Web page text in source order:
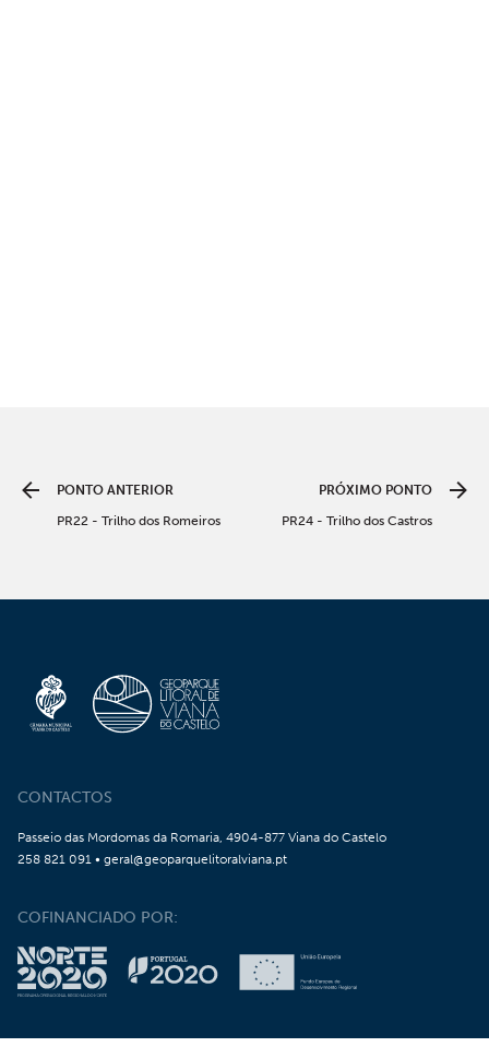
PONTO ANTERIOR
PR22 - Trilho dos Romeiros
PRÓXIMO PONTO
PR24 - Trilho dos Castros
CONTACTOS
Passeio das Mordomas da Romaria, 4904-877 Viana do Castelo
258 821 091 • geral@geoparquelitoralviana.pt
COFINANCIADO POR: